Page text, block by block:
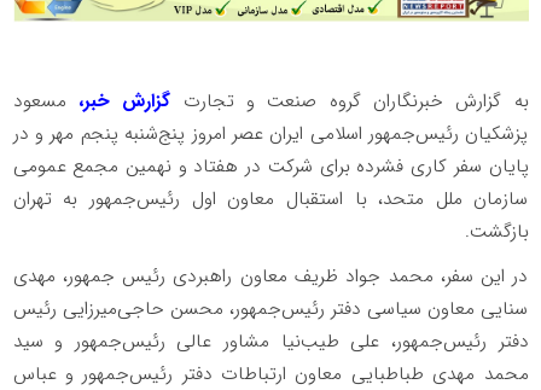
به گزارش خبرنگاران گروه صنعت و تجارت گزارش خبر، مسعود
پزشکیان رئیس‌جمهور اسلامی ایران عصر امروز پنج‌شنبه پنجم مهر و در
پایان سفر کاری فشرده برای شرکت در هفتاد و نهمین مجمع عمومی
سازمان ملل متحد، با استقبال معاون اول رئیس‌جمهور به تهران
بازگشت.
در این سفر، محمد جواد ظریف معاون راهبردی رئیس جمهور، مهدی
سنایی معاون سیاسی دفتر رئیس‌جمهور، محسن حاجی‌میرزایی رئیس
دفتر رئیس‌جمهور، علی طیب‌نیا مشاور عالی رئیس‌جمهور و سید
محمد مهدی طباطبایی معاون ارتباطات دفتر رئیس‌جمهور و عباس